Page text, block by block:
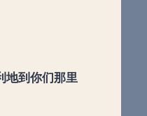
地到你们那里